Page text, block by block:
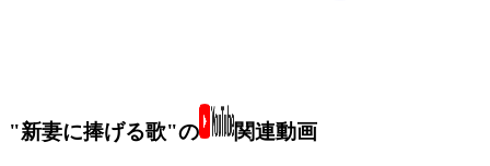
"新妻に捧げる歌"の 関連動画